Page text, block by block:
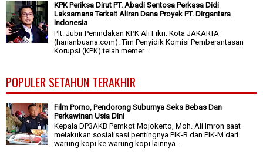
KPK Periksa Dirut PT. Abadi Sentosa Perkasa Didi
Laksamana Terkait Aliran Dana Proyek PT. Dirgantara
Indonesia
Plt. Jubir Penindakan KPK Ali Fikri. Kota JAKARTA –
(harianbuana.com). Tim Penyidik Komisi Pemberantasan
Korupsi (KPK) telah memer...
POPULER SETAHUN TERAKHIR
Film Porno, Pendorong Suburnya Seks Bebas Dan
Perkawinan Usia Dini
Kepala DP3AKB Pemkot Mojokerto, Moh. Ali Imron saat
melakukan sosialisasi pentingnya PIK-R dan PIK-M dari
warung kopi ke warung kopi lainnya...